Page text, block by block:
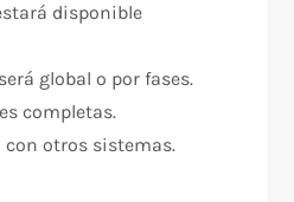
disponible
global o por fases.
completas.
otros sistemas.